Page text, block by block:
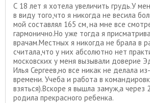
С 18 лет я хотела увеличить грудь.У
в виду того,что я никогда не весила
мой составлял 165 см, на мне все
гармонично.Но уже тогда я
врачам.Местных я никогда не брала в
считала,что у них абсолютно нет
московских у меня вызывали доверие
Илья Сергеев,но все никак не делала
времени. Учеба и работа в
взяться).Вскоре я вышла замуж,а через
родила прекрасного ребенка.